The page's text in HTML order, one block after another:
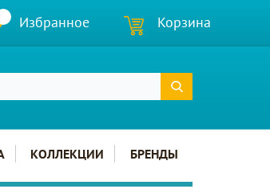
Избранное Корзина
КОЛЛЕКЦИИ БРЕНДЫ